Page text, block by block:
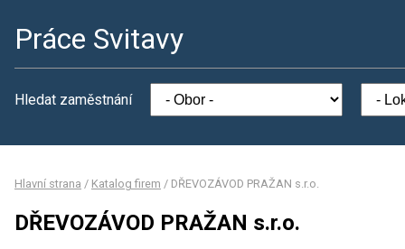
Práce Svitavy
Hledat zaměstnání
Hlavní strana / Katalog firem / DŘEVOZÁVOD PRAŽAN s.r.o.
DŘEVOZÁVOD PRAŽAN s.r.o.